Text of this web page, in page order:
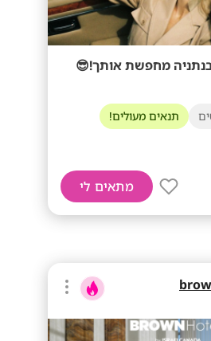
מחפשת אותך!😎
תנאים מעולים!
מתאים לי